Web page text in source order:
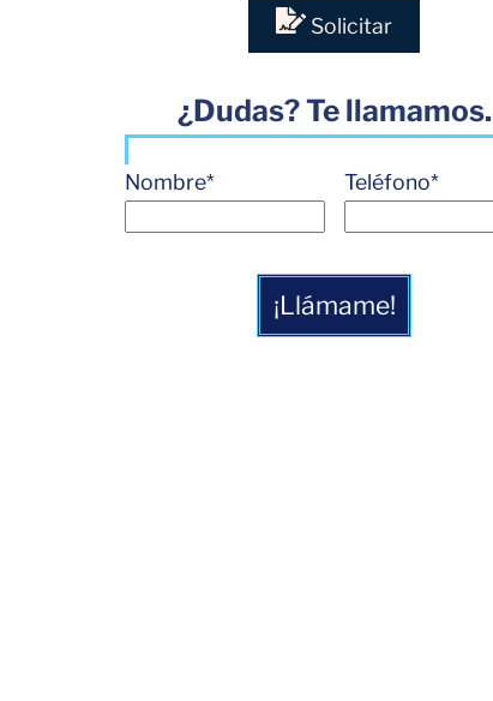
Solicitar
¿Dudas? Te llamamos.
Nombre* Teléfono*